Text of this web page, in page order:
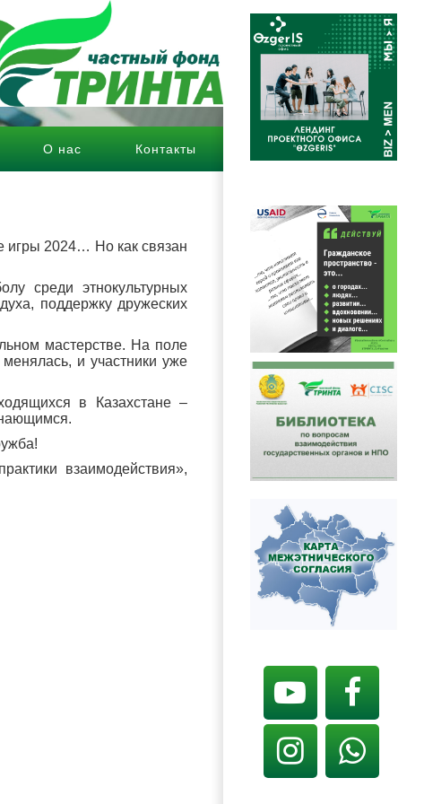
О нас Контакты
игры 2024… Но как связан
среди этнокультурных
поддержку дружеских
мастерстве. На поле
и участники уже
в Казахстане –
взаимодействия»,